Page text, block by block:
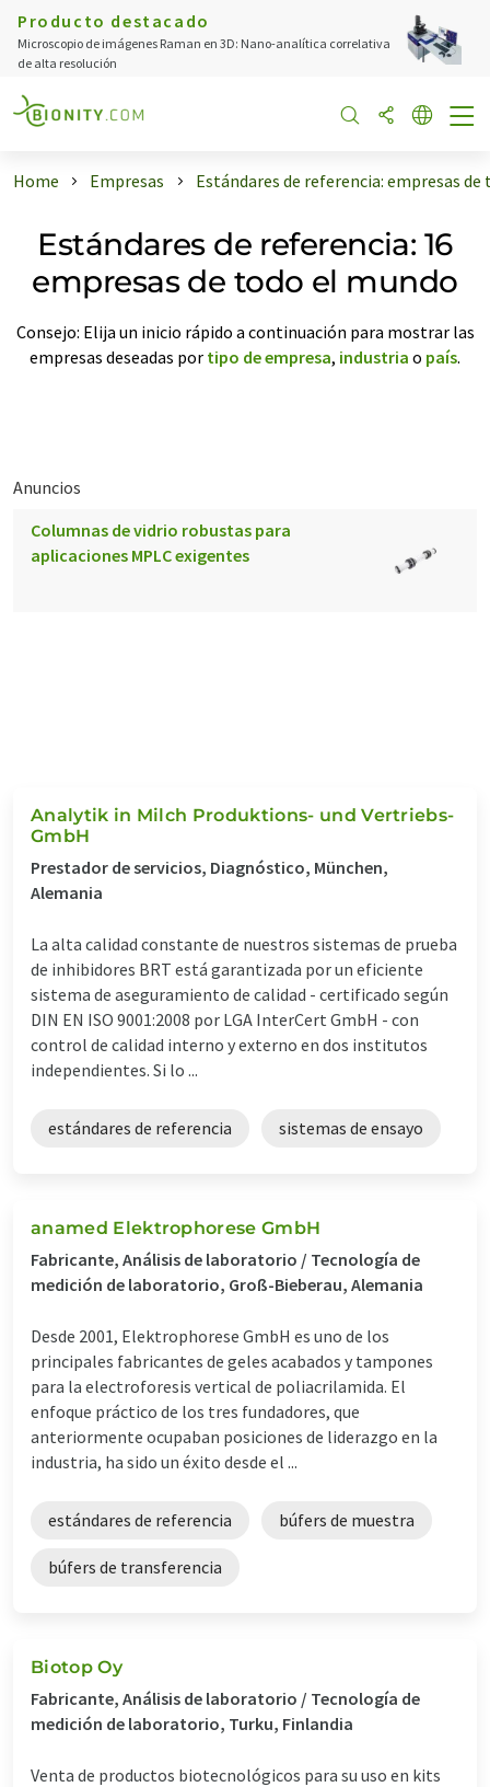
Producto destacado
Microscopio de imágenes Raman en 3D: Nano-analítica correlativa
de alta resolución
Home Empresas Estándares de referencia: empresas
Estándares de referencia: 16
empresas de todo el mundo
Consejo: Elija un inicio rápido a continuación para mostrar las
empresas deseadas por tipo de empresa, industria o país.
Anuncios
Columnas de vidrio robustas para
aplicaciones MPLC exigentes
Analytik in Milch Produktions- und Vertriebs-
GmbH
Prestador de servicios, Diagnóstico, München,
Alemania
La alta calidad constante de nuestros sistemas de prueba
de inhibidores BRT está­ garantizada por un eficiente
sistema de aseguramiento de calidad­ - certificado según
DIN EN ISO 9001:2008 por LGA InterCert GmbH - con
control de calidad interno y externo en dos institutos
independientes. Si lo ...
estándares de referencia sistemas de ensayo
anamed Elektrophorese GmbH
Fabricante, Análisis de laboratorio / Tecnología de
medición de laboratorio, Groß-Bieberau, Alemania
Desde 2001, Elektrophorese GmbH es uno de los
principales fabricantes de geles acabados y tampones
para la electroforesis vertical de poliacrilamida. El
enfoque práctico de los tres fundadores, que
anteriormente ocupaban posiciones de liderazgo en la
industria, ha sido un éxito desde el ...
estándares de referencia búfers de muestra
búfers de transferencia
Biotop Oy
Fabricante, Análisis de laboratorio / Tecnología de
medición de laboratorio, Turku, Finlandia
Venta de productos biotecnológicos para su uso en kits